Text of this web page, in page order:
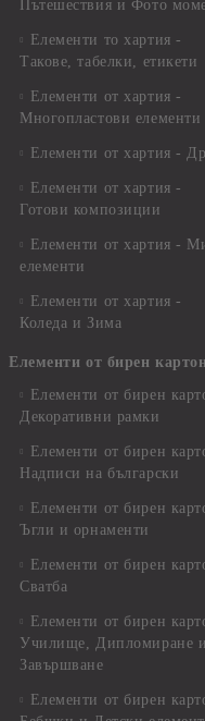
Пътешествия и Фото
Елементи то хартия -
Такове, табелки, етикети
Елементи от хартия -
Многопластови елементи
Елементи от хартия -
Елементи от хартия -
Готови композиции
Елементи от хартия -
елементи
Елементи от хартия -
Коледа и Зима
Елементи от бирен
Елементи от бирен
Декоративни рамки
Елементи от бирен
Надписи на български
Елементи от бирен
Ъгли и орнаменти
Елементи от бирен
Сватба
Елементи от бирен
Училище, Дипломиране и
Завършване
Елементи от бирен